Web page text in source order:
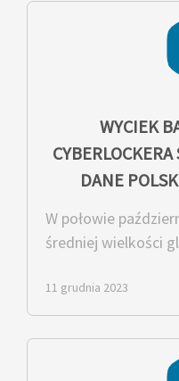
WYCIEK
DANE
W połowie
średniej wielkości
11 grudnia 2023